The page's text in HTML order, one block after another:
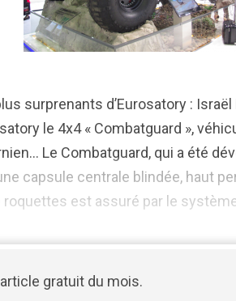
surprenants d’Eurosatory :
le 4x4 « Combatguard »,
Le Combatguard, qui a été
capsule centrale blindée, haut
est assuré par le
gratuit du mois.